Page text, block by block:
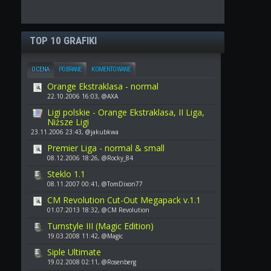
TOP 10 GRAFIKI
OCENA POBRANE KOMENTOWANE
Orange Ekstraklasa - normal
22.10.2006 16:03, @AXA
Ligi polskie - Orange Ekstraklasa, II Liga,
Niższe Ligi
23.11.2006 23:43, @jakubkwa
Premier Liga - normal & small
08.12.2006 18:26, @Rocky_84
Steklo 1.1
08.11.2007 00:41, @TomDixon77
CM Revolution Cut-Out Megapack v.1.1
01.07.2013 18:32, @CM Revolution
Turnstyle III (Magic Edition)
19.03.2008 11:42, @Magic
Siple Ultimate
19.02.2008 02:11, @Rosenberg